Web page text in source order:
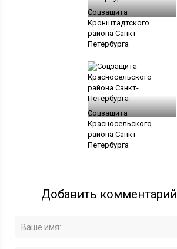
Соцзащита
Кронштадтского
района Санкт-
Петербурга
Соцзащита
Красносельского
района Санкт-
Петербурга
Добавить комментарий